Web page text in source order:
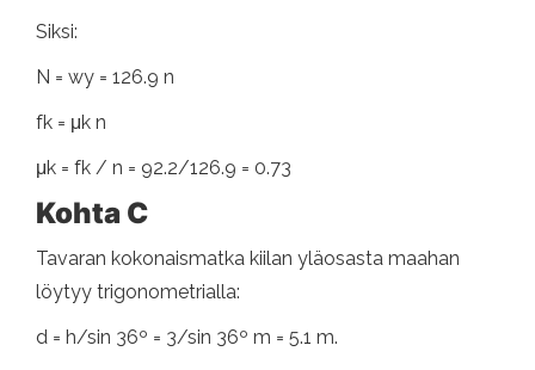
Siksi:
N = wy = 126.9 n
fk = μk n
μk = fk / n = 92.2/126.9 = 0.73
Kohta C
Tavaran kokonaismatka kiilan yläosasta maahan
löytyy trigonometrialla:
d = h/sin 36º = 3/sin 36º m = 5.1 m.